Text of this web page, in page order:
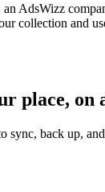
AdsWizz
collection and
place, on
sync, back up,